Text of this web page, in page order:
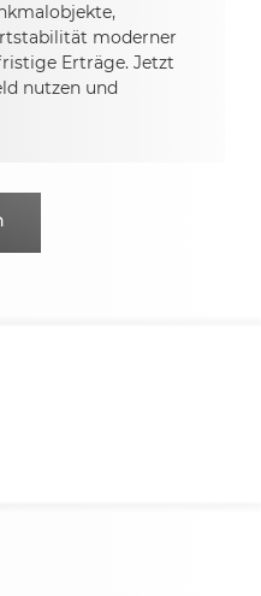
moderner
Erträge. Jetzt
nutzen und